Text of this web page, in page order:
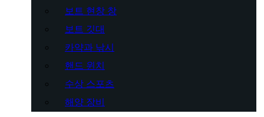
보트 현창 창
보트 깃대
카약과 낚시
핸드 윈치
수상 스포츠
해양 장비